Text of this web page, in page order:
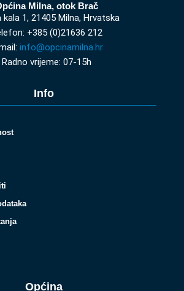
Milna, otok Brač
kala 1, 21405 Milna, Hrvatska
+385 (0)21636 212
info@opcinamilna.hr
Radno vrijeme: 07-15h
Info
Općina